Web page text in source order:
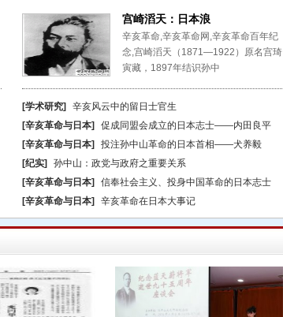
宫崎滔天：日本浪
辛亥革命,辛亥革命网,辛亥革命百年纪
念,宫崎滔天（1871—1922）原名宫琦
寅藏，1897年结识孙中
[学术研究]
辛亥风云中的留日士官生
[辛亥革命与日本]
促成同盟会成立的日本志士——内田良平
[辛亥革命与日本]
投注孙中山革命的日本首相——犬养毅
[纪实]
孙中山：政党与政府之重要关系
[辛亥革命与日本]
信奉社会主义、投身中国革命的日本志士
[辛亥革命与日本] 辛亥革命在日本大事记